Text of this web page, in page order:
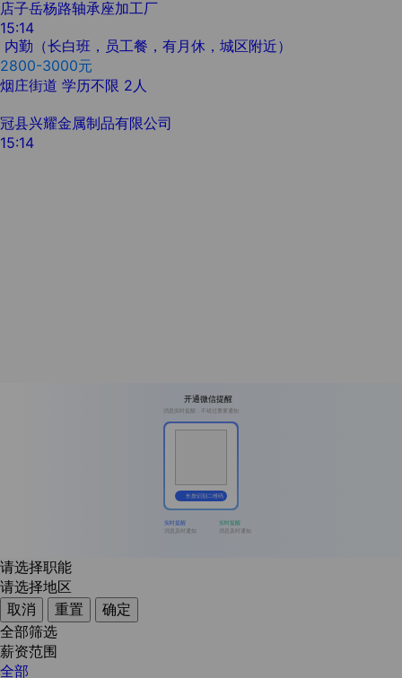
店子岳杨路轴承座加工厂
15:14
内勤（长白班，员工餐，有月休，城区附近）
2800-3000元
烟庄街道 学历不限 2人
冠县兴耀金属制品有限公司
15:14
开通微信提醒
消息实时提醒，不错过重要通知
长按识别二维码
实时提醒
消息及时通知
实时提醒
消息及时通知
请选择职能
请选择地区
取消
重置
确定
全部筛选
薪资范围
全部